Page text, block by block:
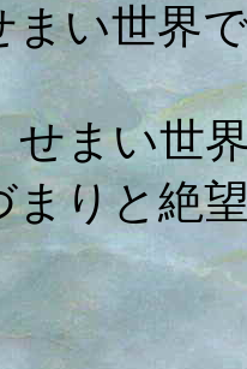
まい世界
せまい世
まりと絶